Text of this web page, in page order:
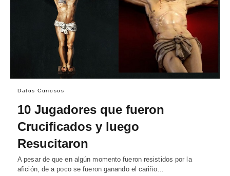
Datos Curiosos
10 Jugadores que fueron
Crucificados y luego
Resucitaron
A pesar de que en algún momento fueron resistidos por la
afición, de a poco se fueron ganando el cariño…